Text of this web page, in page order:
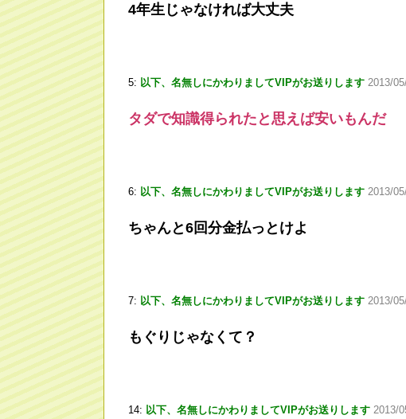
4年生じゃなければ大丈夫
5: 以下、名無しにかわりましてVIPがお送りします 2013/
タダで知識得られたと思えば安いもんだ
6: 以下、名無しにかわりましてVIPがお送りします 2013/
ちゃんと6回分金払っとけよ
7: 以下、名無しにかわりましてVIPがお送りします 2013/
もぐりじゃなくて？
14: 以下、名無しにかわりましてVIPがお送りします 2013/